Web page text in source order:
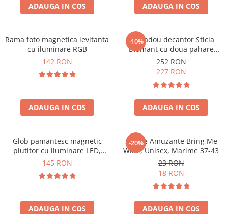
Cadouri Fete
Cadouri Haioase
Cadouri de Casa Noua
Cadouri Majorat
Cadouri pentru Bunici
Cadouri pentru Prieteni
Cel ce are tot
Cadouri Nunta si Cununie civila
Cani si Termosuri
Produse pentru Calatorie
Seturi de caligrafie
Cadouri Sfantul Alexandru
Cadouri Constantin si Elena
Cadouri Sfanta Maria
Cadouri Sfintii Mihail si Gavriil
ADAUGA IN COS ADAUGA IN COS
Rama foto magnetica levitanta
cu iluminare RGB
142 RON
ADAUGA IN COS
-10%
Set cadou decantor Sticla
Diamant cu doua pahare
Deluxe
252 RON
227 RON
ADAUGA IN COS
Glob pamantesc magnetic
plutitor cu iluminare LED,
Forma C
145 RON
ADAUGA IN COS
-20%
Sosete Amuzante Bring Me
Wine, Unisex, Marime 37-43
23 RON
18 RON
ADAUGA IN COS